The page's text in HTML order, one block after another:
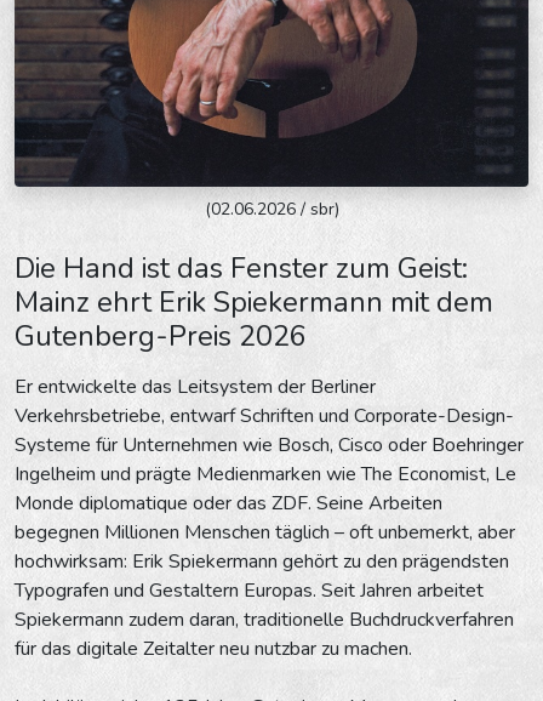
(02.06.2026 / sbr)
Die Hand ist das Fenster zum Geist:
Mainz ehrt Erik Spiekermann mit dem
Gutenberg-Preis 2026
Er entwickelte das Leitsystem der Berliner
Verkehrsbetriebe, entwarf Schriften und Corporate-Design-
Systeme für Unternehmen wie Bosch, Cisco oder Boehringer
Ingelheim und prägte Medienmarken wie The Economist, Le
Monde diplomatique oder das ZDF. Seine Arbeiten
begegnen Millionen Menschen täglich – oft unbemerkt, aber
hochwirksam: Erik Spiekermann gehört zu den prägendsten
Typografen und Gestaltern Europas. Seit Jahren arbeitet
Spiekermann zudem daran, traditionelle Buchdruckverfahren
für das digitale Zeitalter neu nutzbar zu machen.